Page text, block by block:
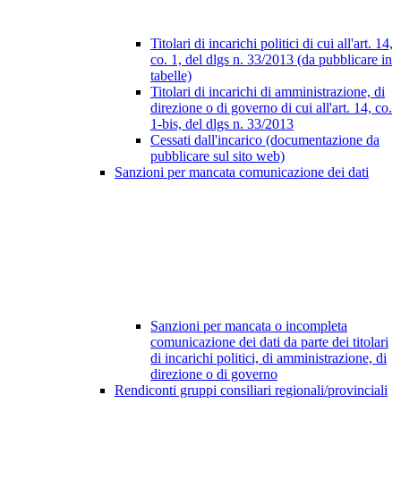
Titolari di incarichi politici di cui all'art. 14,
co. 1, del dlgs n. 33/2013 (da pubblicare in
tabelle)
Titolari di incarichi di amministrazione, di
direzione o di governo di cui all'art. 14, co.
1-bis, del dlgs n. 33/2013
Cessati dall'incarico (documentazione da
pubblicare sul sito web)
Sanzioni per mancata comunicazione dei dati
Sanzioni per mancata o incompleta
comunicazione dei dati da parte dei titolari
di incarichi politici, di amministrazione, di
direzione o di governo
Rendiconti gruppi consiliari regionali/provinciali